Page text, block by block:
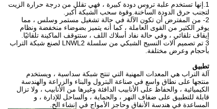
1.إنها تستخدم علبة تروس دودة كبيرة ، فهي تقلل من درجة حرارة الزيت
لتجنب حرق الدودة الساخنة.وقوة سحب الشبكة أكبر.
2- من المفترض أن تكون الآلة في حالة تشغيل مستمر وسلس ، مما
يوفر الكثير من القوى العاملة ، كما أنه يتميز بضوضاء منخفضة ونظام
إيقاف تلقائي ، وفي حالة نفاد أسلاك اللف ، ستتوقف الماكينة تلقائيًا.
3 تم تصميم آلات النسيج الشبكي من سلسلة LNWL2 لصنع شبكة التراب
بأحجام وعرض مختلفة.
تطبيق
آلة التراب هي المعدات المهنية التي تنتج شبكة سداسية ، ويستخدم
منتجها على نطاق واسع في صناعة البترول والبناء والزراعة والهندسة
الكيميائية ، والحفاظ على الأنابيب الدافئة وغيرها من الأنابيب ، ولا تزال
قابلة للتطبيق على ضفاف النهر ، والحماية ، والساحل للإدارة ، و
المساعدة في هندسة الأنفاق وحاجز الأمواج في إنشاء الخ.